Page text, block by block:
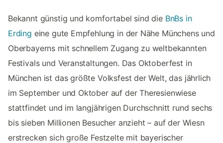
Bekannt günstig und komfortabel sind die BnBs in
Erding eine gute Empfehlung in der Nähe Münchens und
Oberbayerns mit schnellem Zugang zu weltbekannten
Festivals und Veranstaltungen. Das Oktoberfest in
München ist das größte Volksfest der Welt, das jährlich
im September und Oktober auf der Theresienwiese
stattfindet und im langjährigen Durchschnitt rund sechs
bis sieben Millionen Besucher anzieht – auf der Wiesn
erstrecken sich große Festzelte mit bayerischer